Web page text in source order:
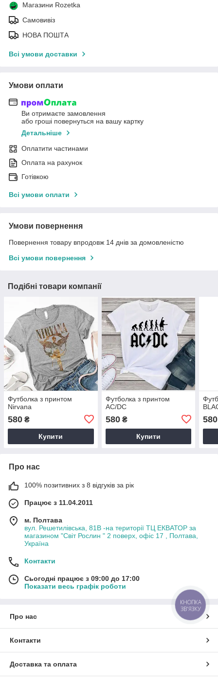
Магазини Rozetka
Самовивіз
НОВА ПОШТА
Всі умови доставки
Умови оплати
Ви отримаєте замовлення
або гроші повернуться на вашу картку
Детальніше
Оплатити частинами
Оплата на рахунок
Готівкою
Всі умови оплати
Умови повернення
Повернення товару впродовж 14 днів за домовленістю
Всі умови повернення
Подібні товари компанії
Футболка з принтом
Nirvana
580 ₴
Купити
Футболка з принтом
AC/DC
580₴
Купити
580
Про нас
100% позитивних з 8 відгуків за рік
Працює з 11.04.2011
м. Полтава
вул. Решетилівська, 81В -на території ТЦ ЕКВАТОР за
магазином "Світ Рослин " 2 поверх, офіс 17 , Полтава,
Україна
Контакти
Сьогодні працює з 09:00 до 17:00
Показати весь графік роботи
Про нас
Контакти
Доставка та оплата
КНОПКА
ЗВ'ЯЗКУ